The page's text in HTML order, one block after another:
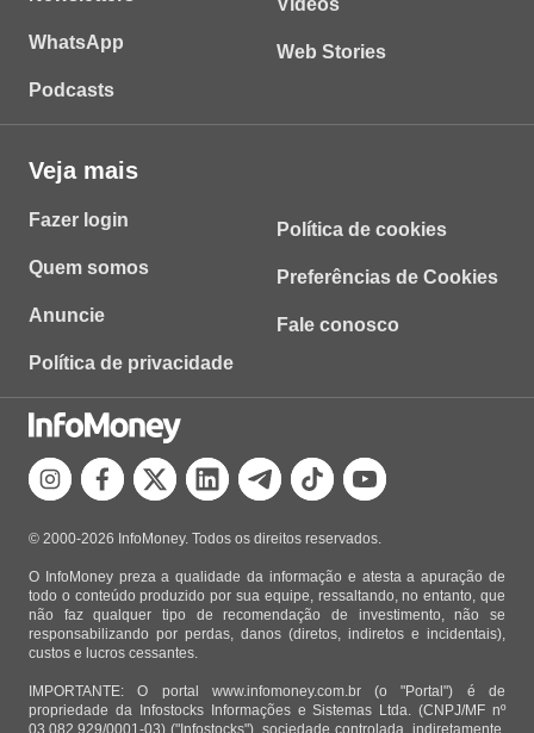
WhatsApp
Podcasts
Vídeos
Web Stories
Veja mais
Fazer login
Quem somos
Anuncie
Política de privacidade
Política de cookies
Preferências de Cookies
Fale conosco
© 2000-2026 InfoMoney. Todos os direitos reservados.
O InfoMoney preza a qualidade da informação e atesta a apuração de
todo o conteúdo produzido por sua equipe, ressaltando, no entanto, que
não faz qualquer tipo de recomendação de investimento, não se
responsabilizando por perdas, danos (diretos, indiretos e incidentais),
custos e lucros cessantes.
IMPORTANTE: O portal www.infomoney.com.br (o "Portal") é de
propriedade da Infostocks Informações e Sistemas Ltda. (CNPJ/MF nº
03.082.929/0001-03) ("Infostocks"), sociedade controlada, indiretamente,